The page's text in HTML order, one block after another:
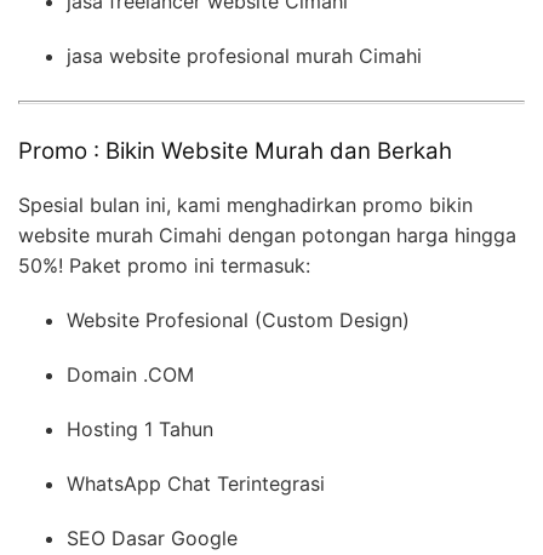
jasa website profesional murah Cimahi
Promo : Bikin Website Murah dan Berkah
Spesial bulan ini, kami menghadirkan promo bikin
website murah Cimahi dengan potongan harga hingga
50%! Paket promo ini termasuk:
Website Profesional (Custom Design)
Domain .COM
Hosting 1 Tahun
WhatsApp Chat Terintegrasi
SEO Dasar Google